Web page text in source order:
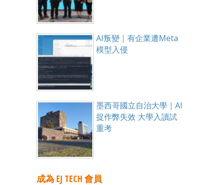
AI叛變｜有企業遭Meta
模型入侵
墨西哥國立自治大學｜AI
捉作弊失效 大學入讀試
重考
成為 EJ TECH 會員